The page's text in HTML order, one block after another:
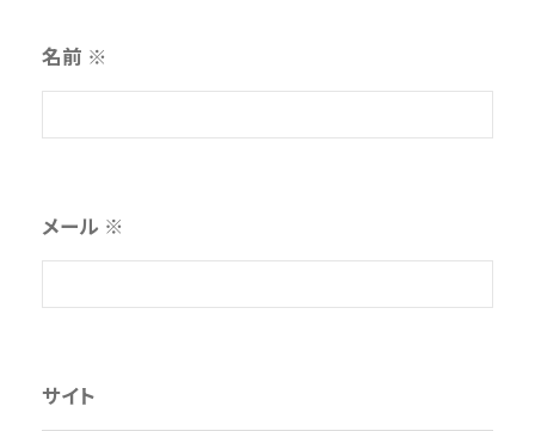
名前 ※
メール ※
サイト